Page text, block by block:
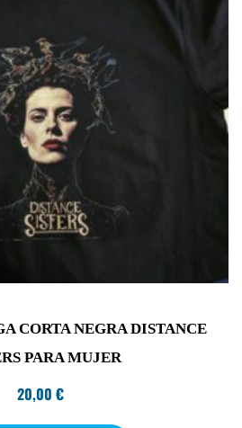
CORTA NEGRA DISTANCE
PARA MUJER
20,00 €